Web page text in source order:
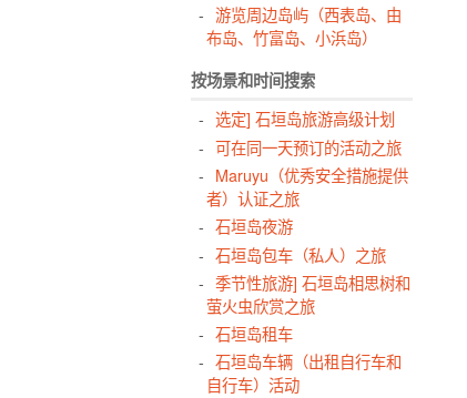
游览周边岛屿（西表岛、由
布岛、竹富岛、小浜岛）
按场景和时间搜索
选定] 石垣岛旅游高级计划
可在同一天预订的活动之旅
Maruyu（优秀安全措施提供
者）认证之旅
石垣岛夜游
石垣岛包车（私人）之旅
季节性旅游] 石垣岛相思树和
萤火虫欣赏之旅
石垣岛租车
石垣岛车辆（出租自行车和
自行车）活动